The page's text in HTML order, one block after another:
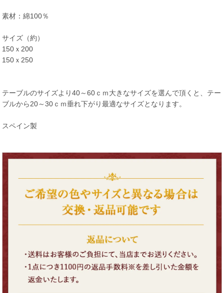
素材：綿100％
サイズ（約）
150ｘ200
150ｘ250
テーブルのサイズより40～60ｃｍ大きなサイズを選んで頂くと、テー
ブルから20～30ｃｍ垂れ下がり最適なサイズとなります。
スペイン製